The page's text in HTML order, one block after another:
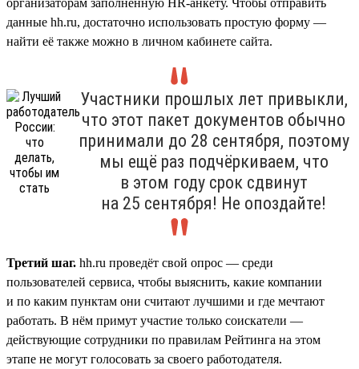
данные hh.ru, достаточно использовать простую форму —
найти её также можно в личном кабинете сайта.
Участники прошлых лет привыкли,
что этот пакет документов обычно
принимали до 28 сентября, поэтому
мы ещё раз подчёркиваем, что
в этом году срок сдвинут
на 25 сентября! Не опоздайте!
Третий шаг. hh.ru проведёт свой опрос — среди
пользователей сервиса, чтобы выяснить, какие компании
и по каким пунктам они считают лучшими и где мечтают
работать. В нём примут участие только соискатели —
действующие сотрудники по правилам Рейтинга на этом
этапе не могут голосовать за своего работодателя.